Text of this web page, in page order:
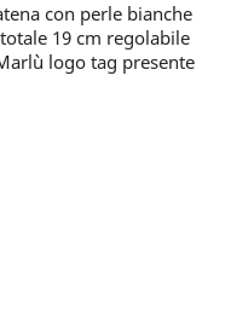
con perle bianche
19 cm regolabile
logo tag presente